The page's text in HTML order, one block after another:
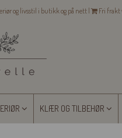
og livsstil i butikk og på nett | Fri frakt
KLÆR OG TILBEHØR